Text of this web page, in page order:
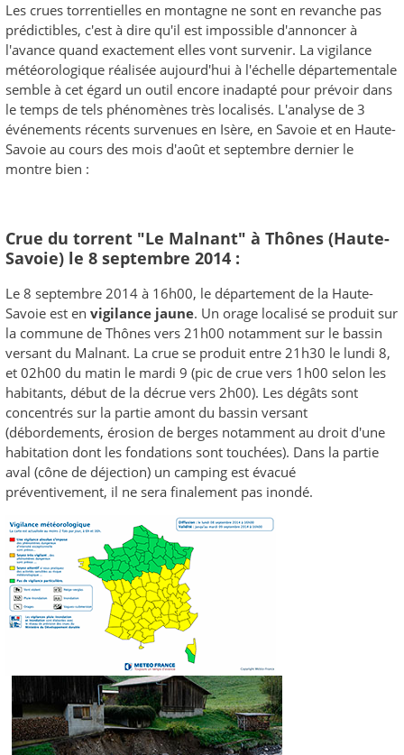
Les crues torrentielles en montagne ne sont en revanche pas
prédictibles, c'est à dire qu'il est impossible d'annoncer à
l'avance quand exactement elles vont survenir. La vigilance
météorologique réalisée aujourd'hui à l'échelle départementale
semble à cet égard un outil encore inadapté pour prévoir dans
le temps de tels phénomènes très localisés. L'analyse de 3
événements récents survenues en Isère, en Savoie et en Haute-
Savoie au cours des mois d'août et septembre dernier le
montre bien :
Crue du torrent "Le Malnant" à Thônes (Haute-
Savoie) le 8 septembre 2014 :
Le 8 septembre 2014 à 16h00, le département de la Haute-
Savoie est en vigilance jaune. Un orage localisé se produit sur
la commune de Thônes vers 21h00 notamment sur le bassin
versant du Malnant. La crue se produit entre 21h30 le lundi 8,
et 02h00 du matin le mardi 9 (pic de crue vers 1h00 selon les
habitants, début de la décrue vers 2h00). Les dégâts sont
concentrés sur la partie amont du bassin versant
(débordements, érosion de berges notamment au droit d'une
habitation dont les fondations sont touchées). Dans la partie
aval (cône de déjection) un camping est évacué
préventivement, il ne sera finalement pas inondé.